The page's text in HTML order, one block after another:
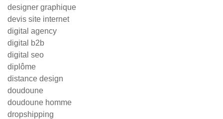
designer graphique
devis site internet
digital agency
digital b2b
digital seo
diplôme
distance design
doudoune
doudoune homme
dropshipping